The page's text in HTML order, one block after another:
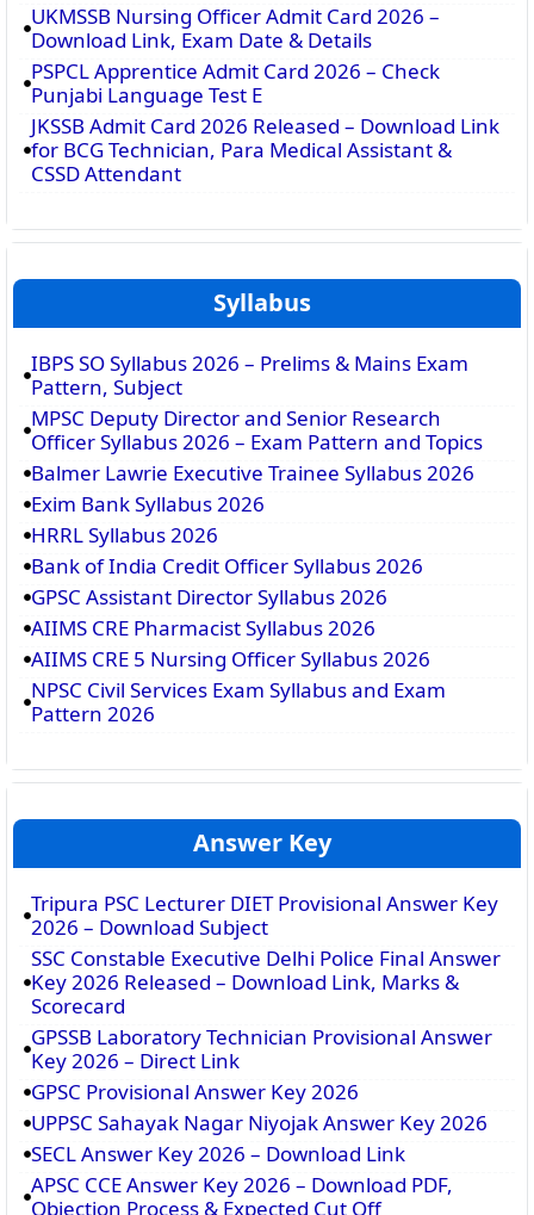
UKMSSB Nursing Officer Admit Card 2026 –
Download Link, Exam Date & Details
PSPCL Apprentice Admit Card 2026 – Check
Punjabi Language Test E
JKSSB Admit Card 2026 Released – Download Link
for BCG Technician, Para Medical Assistant &
CSSD Attendant
Syllabus
IBPS SO Syllabus 2026 – Prelims & Mains Exam
Pattern, Subject
MPSC Deputy Director and Senior Research
Officer Syllabus 2026 – Exam Pattern and Topics
Balmer Lawrie Executive Trainee Syllabus 2026
Exim Bank Syllabus 2026
HRRL Syllabus 2026
Bank of India Credit Officer Syllabus 2026
GPSC Assistant Director Syllabus 2026
AIIMS CRE Pharmacist Syllabus 2026
AIIMS CRE 5 Nursing Officer Syllabus 2026
NPSC Civil Services Exam Syllabus and Exam
Pattern 2026
Answer Key
Tripura PSC Lecturer DIET Provisional Answer Key
2026 – Download Subject
SSC Constable Executive Delhi Police Final Answer
Key 2026 Released – Download Link, Marks &
Scorecard
GPSSB Laboratory Technician Provisional Answer
Key 2026 – Direct Link
GPSC Provisional Answer Key 2026
UPPSC Sahayak Nagar Niyojak Answer Key 2026
SECL Answer Key 2026 – Download Link
APSC CCE Answer Key 2026 – Download PDF,
Objection Process & Expected Cut Off